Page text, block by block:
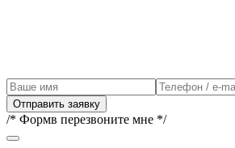
Отправить заявку
/* Формв перезвоните мне */